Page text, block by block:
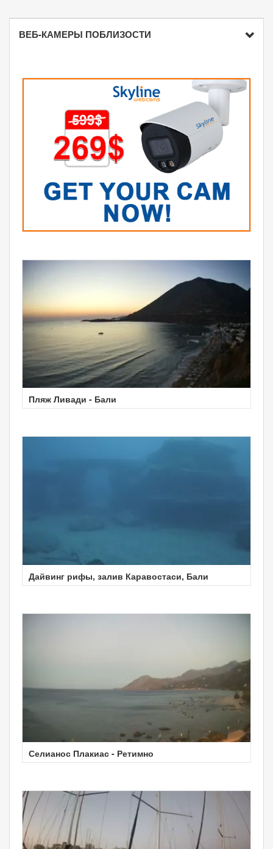
ВЕБ-КАМЕРЫ ПОБЛИЗОСТИ
Пляж Ливади - Бали
Дайвинг рифы, залив Каравостаси, Бали
Селианос Плакиас - Ретимно